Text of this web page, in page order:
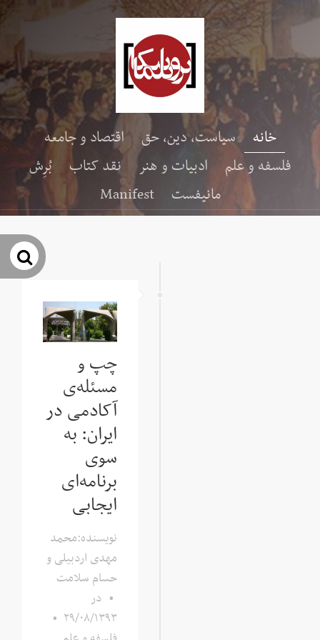
خانه سیاست، دین، حق
اقتصاد و جامعه
فلسفه و علم
ادبیات و هنر نقد کتاب
بُرِش
مانیفست
Manifest
چپ و
مسئله‌ی
آکادمی در
ایران: به
سوی
برنامه‌ای
ایجابی
نویسنده:محمد
مهدی اردبیلی و
حسام سلامت
• در
۲۹/۰۸/۱۳۹۳ •